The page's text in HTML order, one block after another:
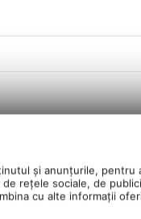
și anunțurile,
rețele sociale, de
cu alte informații